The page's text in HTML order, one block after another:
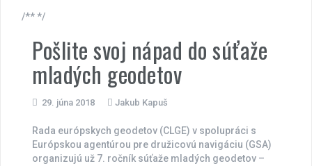
/** */
Pošlite svoj nápad do súťaže
mladých geodetov
29. júna 2018 Jakub Kapuš
Rada európskych geodetov (CLGE) v spolupráci s
Európskou agentúrou pre družicovú navigáciu (GSA)
organizujú už 7. ročník súťaže mladých geodetov –